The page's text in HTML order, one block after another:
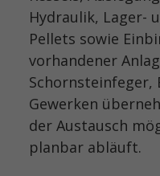
Hydraulik, Lager-
Pellets sowie
vorhandener
Schornsteinfeger,
Gewerken
der Austausch
planbar abläuft.